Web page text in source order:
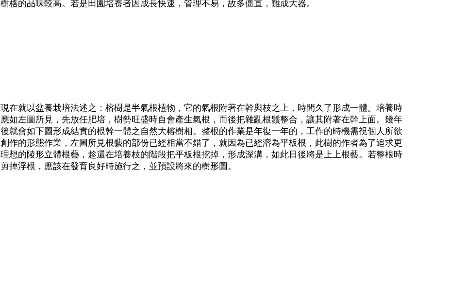
樹格的品味較高。若是田園培養者因成長快速，管理不易，故多僵直，難成大器。
現在就以盆養栽培法述之：榕樹是半氣根植物，它的氣根附著在幹與枝之上，時間久了形成一體。培養時
應如左圖所見，先放任肥培，樹勢旺盛時自會產生氣根，而後把雜亂根鬚整合，讓其附著在幹上面。幾年
後就會如下圖形成結實的根幹一體之自然大榕樹相。整根的作業是年復一年的，工作的時機需視個人所欲
創作的形態作業，左圖所見根藝的部份已經相當不錯了，就因為已經溶為平板根，此樹的作者為了追求更
理想的陵形立體根藝，趁還在培養枝的階段把平板根挖掉，形成深溝，如此日後將是上上根藝。若整根時
剪掉浮根，應該在發育良好時施行之，並預設將來的樹形圖。